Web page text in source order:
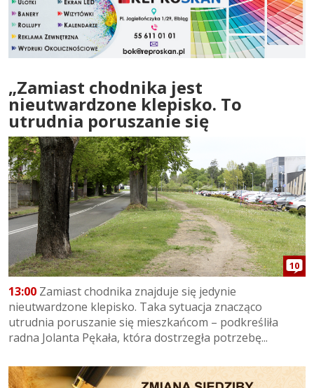
„Zamiast chodnika jest
nieutwardzone klepisko. To
utrudnia poruszanie się
10
13:00 Zamiast chodnika znajduje się jedynie
nieutwardzone klepisko. Taka sytuacja znacząco
utrudnia poruszanie się mieszkańcom – podkreśliła
radna Jolanta Pękała, która dostrzegła potrzebę...